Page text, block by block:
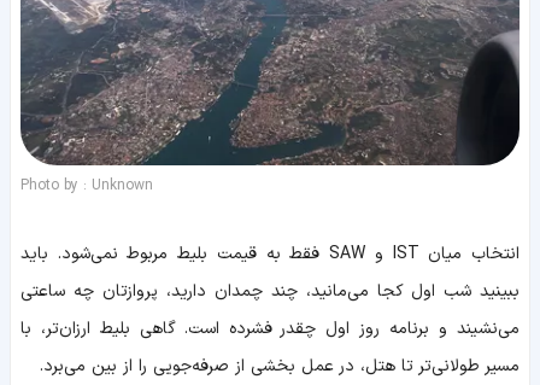
Photo by : Unknown
انتخاب میان IST و SAW فقط به قیمت بلیط مربوط نمی‌شود. باید
ببینید شب اول کجا می‌مانید، چند چمدان دارید، پروازتان چه ساعتی
می‌نشیند و برنامه روز اول چقدر فشرده است. گاهی بلیط ارزان‌تر، با
مسیر طولانی‌تر تا هتل، در عمل بخشی از صرفه‌جویی را از بین می‌برد.